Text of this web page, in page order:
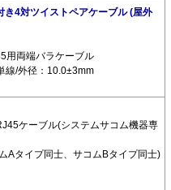
き4対ツイストペアケーブル (屋外
用両端バラケーブル
線/外径：10.0±3mm
ケーブル(システムサコム機器専
Aタイプ同士、サコムBタイプ同士)